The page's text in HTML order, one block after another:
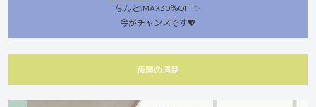
なんと❕MAX30％OFF✨
今がチャンスです💖
綺麗め清楚